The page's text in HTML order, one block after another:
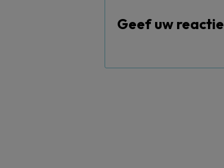
Geef uw reactie